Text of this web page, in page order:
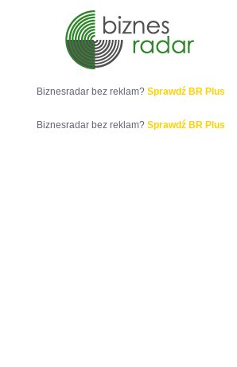
Biznesradar bez reklam? Sprawdź BR Plus
Biznesradar bez reklam? Sprawdź BR Plus